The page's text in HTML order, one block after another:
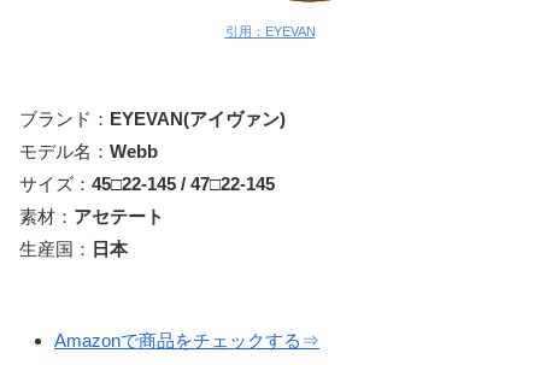
引用：EYEVAN
ブランド： EYEVAN(アイヴァン)
モデル名： Webb
サイズ： 45□22-145 / 47□22-145
素材： アセテート
生産国： 日本
Amazonで商品をチェックする⇒